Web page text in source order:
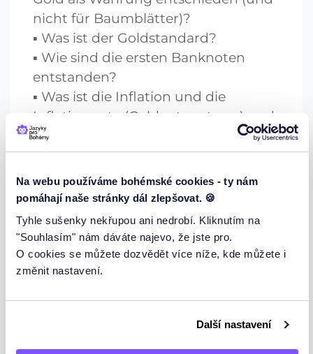
Na webu používáme bohémské cookies - ty nám
pomáhají naše stránky dál zlepšovat. 🍪
Tyhle sušenky nekřupou ani nedrobí. Kliknutím na
"Souhlasím" nám dáváte najevo, že jste pro.
O cookies se můžete dozvědět více níže, kde můžete i
změnit nastavení.
Další nastavení
nicht für Baumblätter)?
Was ist der Goldstandard?
Wie sind die ersten Banknoten
entstanden?
Was ist die Inflation und die
Inflationsrate (Geldentwertung) und
kämpfst du irgendwie gegen die
Inflationsrate und wenn ja, wie?
Wie würde das Welt ohne Geld
aussehen?
Was ist Geld eigentlich? Was es für
dich bedeutet?
Verdirbt Geld den Charakter?